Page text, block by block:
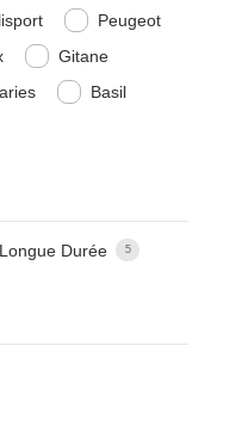
Peugeot
Gitane
Basil
Durée 5